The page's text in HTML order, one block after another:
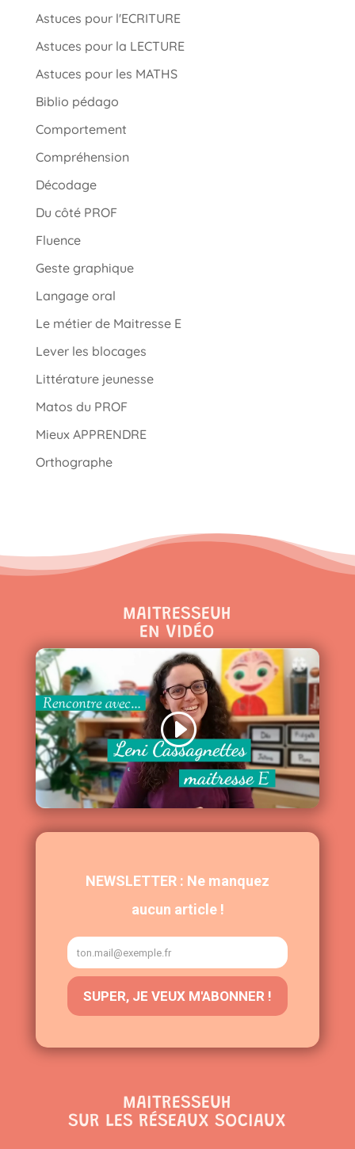
Astuces pour l'ECRITURE
Astuces pour la LECTURE
Astuces pour les MATHS
Biblio pédago
Comportement
Compréhension
Décodage
Du côté PROF
Fluence
Geste graphique
Langage oral
Le métier de Maitresse E
Lever les blocages
Littérature jeunesse
Matos du PROF
Mieux APPRENDRE
Orthographe
MAITRESSEUH
EN VIDÉO
MAITRESSEUH
SUR LES RÉSEAUX SOCIAUX